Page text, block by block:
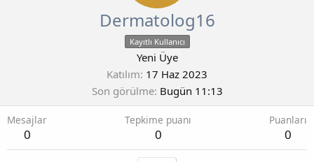
Dermatolog16
Kayıtlı Kullanıcı
Yeni Üye
Katılım 17 Haz 2023
Son görülme Bugün 11:13
Mesajlar
0
Tepkime puanı
0
Puanları
0